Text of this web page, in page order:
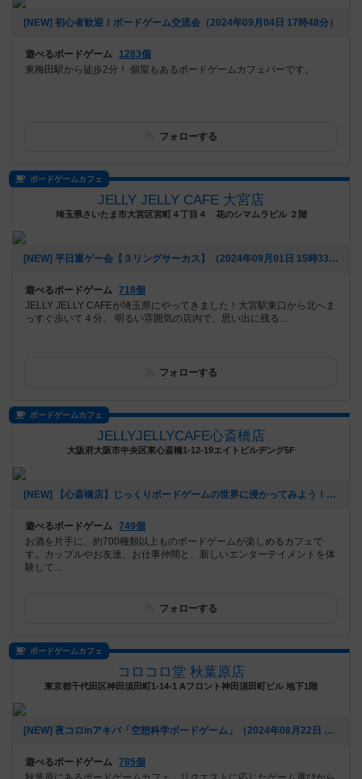
[NEW] 初心者歓迎！ボードゲーム交流会（2024年09月04日 17時48分）
遊べるボードゲーム
1283個
東梅田駅から徒歩2分！ 個室もあるボードゲームカフェバーです。
フォローする
ボードゲームカフェ
JELLY JELLY CAFE 大宮店
埼玉県さいたま市大宮区宮町４丁目４ 花のシマムラビル ２階
[NEW] 平日重ゲー会【３リングサーカス】（2024年09月01日 15時33分）
遊べるボードゲーム 718個
JELLY JELLY CAFEが埼玉県にやってきました！大宮駅東口から北へま
っすぐ歩いて４分。 明るい雰囲気の店内で、思い出に残る...
フォローする
ボードゲームカフェ
JELLYJELLYCAFE心斎橋店
大阪府大阪市中央区東心斎橋1-12-19エイトビルヂング5F
[NEW] 【心斎橋店】じっくりボードゲームの世界に浸かってみよう！平日重ゲー会【テラフォーミング・マーズ】（2024年08月28日 13時22分）
遊べるボードゲーム 749個
お酒を片手に、約700種類以上ものボードゲームが楽しめるカフェで
す。カップルやお友達、お仕事仲間と、新しいエンターテイメントを体
験して...
フォローする
ボードゲームカフェ
コロコロ堂 秋葉原店
東京都千代田区神田須田町1-14-1 Aフロント神田須田町ビル 地下1階
[NEW] 夜コロinアキバ「空想科学ボードゲーム」（2024年08月22日 18時03分）
遊べるボードゲーム 785個